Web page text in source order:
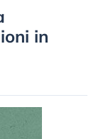
in